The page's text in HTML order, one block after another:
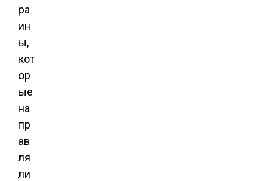
ра
ин
ы,
кот
ор
ые
на
пр
ав
ля
ли